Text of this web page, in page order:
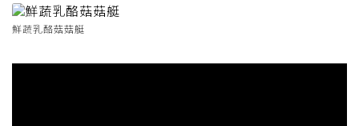
鮮蔬乳酪菇菇艇